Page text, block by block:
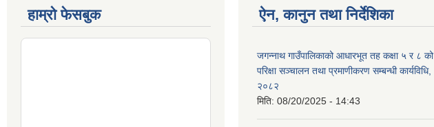
हाम्रो फेसबुक ऐन, कानुन तथा निर्देशिका
जगन्नाथ गाउँपालिकाको आधारभूत तह कक्षा ५ र ८ को
परिक्षा सञ्चालन तथा प्रमाणीकरण सम्बन्धी कार्यविधि,
२०८२
मिति: 08/20/2025 - 14:43